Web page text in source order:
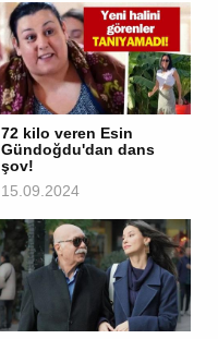
72 kilo veren Esin
Gündoğdu'dan dans
şov!
15.09.2024